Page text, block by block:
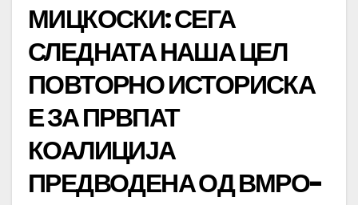
МИЦКОСКИ: СЕГА
СЛЕДНАТА НАША ЦЕЛ
ПОВТОРНО ИСТОРИСКА
Е ЗА ПРВПАТ
КОАЛИЦИЈА
ПРЕДВОДЕНА ОД ВМРО-